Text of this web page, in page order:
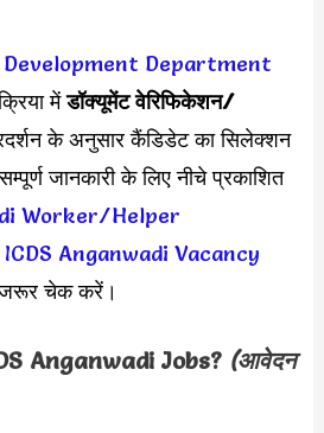
Development Department
मेंडॉक्यूमेंट वेरिफिकेशन/
के अनुसार कैंडिडेट का सिलेक्शन
जानकारी के लिए नीचे प्रकाशित
Worker/Helper
ICDS Anganwadi Vacancy
चेक करें।
Anganwadi Jobs?(आवेदन